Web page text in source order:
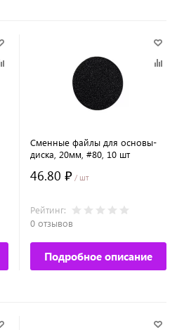
Сменные файлы для основы-
диска, 20мм, #80, 10 шт
46.80 ₽ / шт
Рейтинг:
0 отзывов
Подробное описание